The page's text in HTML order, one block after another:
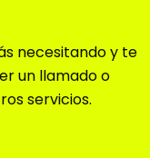
necesitando y te
un llamado o
servicios.